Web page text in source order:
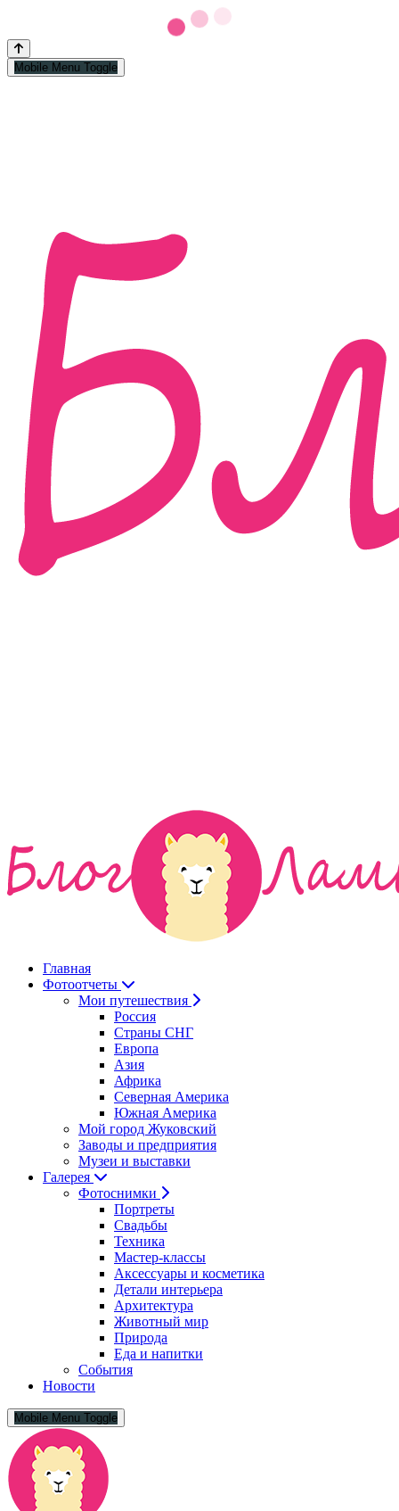
Mobile Menu Toggle
Главная
Фотоотчеты
Мои путешествия
Россия
Страны СНГ
Европа
Азия
Африка
Северная Америка
Южная Америка
Мой город Жуковский
Заводы и предприятия
Музеи и выставки
Галерея
Фотоснимки
Портреты
Свадьбы
Техника
Мастер-классы
Аксессуары и косметика
Детали интерьера
Архитектура
Животный мир
Природа
Еда и напитки
События
Новости
Mobile Menu Toggle